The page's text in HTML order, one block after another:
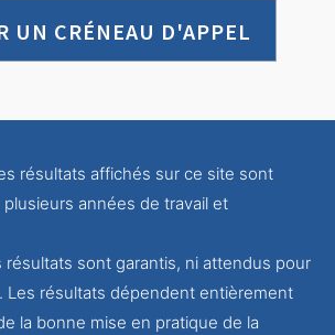
UN CRÉNEAU D'APPEL
résultats affichés sur ce site sont
années de travail et
résultats sont garantis, ni attendus pour
Les résultats dépendent entièrement
la bonne mise en pratique de la